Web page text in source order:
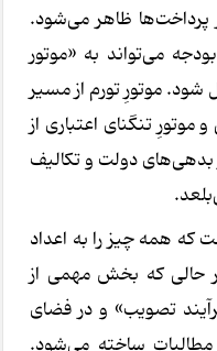
ظاهر می‌شود.
می‌تواند به «موتور
شود. موتورِ تورم از مسیر
موتورِ تنگنای اعتباری از
بدهی‌های دولت و تکالیف
که همه چیز را به اعداد
حالی که بخش مهمی از
تصویب» و در فضای